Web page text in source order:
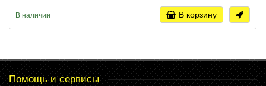
В наличии В корзину
Помощь и сервисы